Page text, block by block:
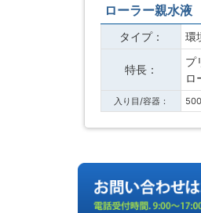
ローラー親水液
タイプ： 環
特長：
プ
ロ
入り目/容器：